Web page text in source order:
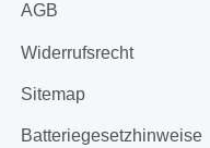
AGB
Widerrufsrecht
Sitemap
Batteriegesetzhinweise